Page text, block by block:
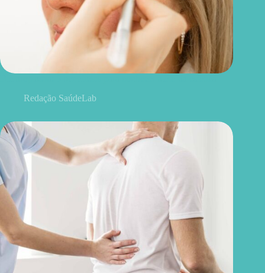
Redação SaúdeLab